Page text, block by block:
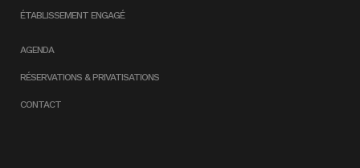
ÉTABLISSEMENT ENGAGÉ
AGENDA
RÉSERVATIONS & PRIVATISATIONS
CONTACT